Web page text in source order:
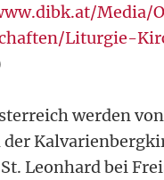
Media/
Liturgie-
werden
der
Leonhard bei